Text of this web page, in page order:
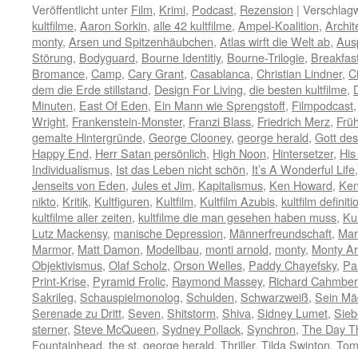
Veröffentlicht unter Film, Krimi, Podcast, Rezension |
kultfilme, Aaron Sorkin, alle 42 kultfilme, Ampel-Koalition,
monty, Arsen und Spitzenhäubchen, Atlas wirft die Welt ab,
Störung, Bodyguard, Bourne Identitiy, Bourne-Trilogie,
Bromance, Camp, Cary Grant, Casablanca, Christian Lindner,
dem die Erde stillstand, Design For Living, die besten kultfilme,
Minuten, East Of Eden, Ein Mann wie Sprengstoff, Filmpodcast
Wright, Frankenstein-Monster, Franzi Blass, Friedrich Merz,
gemalte Hintergründe, George Clooney, george herald, Gott
Happy End, Herr Satan persönlich, High Noon, Hintersetzer,
Individualismus, Ist das Leben nicht schön, It’s A Wonderful Life
Jenseits von Eden, Jules et Jim, Kapitalismus, Ken Howard,
nikto, Kritik, Kultfiguren, Kultfilm, Kultfilm Azubis, kultfilm
kultfilme aller zeiten, kultfilme die man gesehen haben muss,
Lutz Mackensy, manische Depression, Männerfreundschaft,
Marmor, Matt Damon, Modellbau, monti arnold, monty, Monty
Objektivismus, Olaf Scholz, Orson Welles, Paddy Chayefsky,
Print-Krise, Pyramid Frolic, Raymond Massey, Richard
Sakrileg, Schauspielmonolog, Schulden, Schwarzweiß, Sein
Serenade zu Dritt, Seven, Shitstorm, Shiva, Sidney Lumet,
sterner, Steve McQueen, Sydney Pollack, Synchron, The Day
Fountainhead, the st. george herald, Thriller, Tilda Swinton,